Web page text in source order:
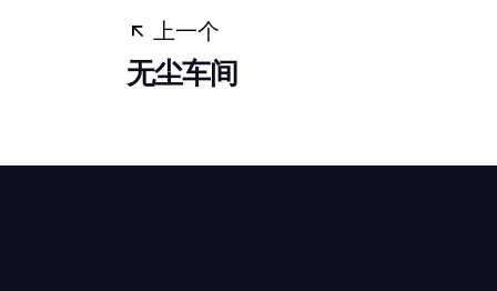
上一个
无尘车间